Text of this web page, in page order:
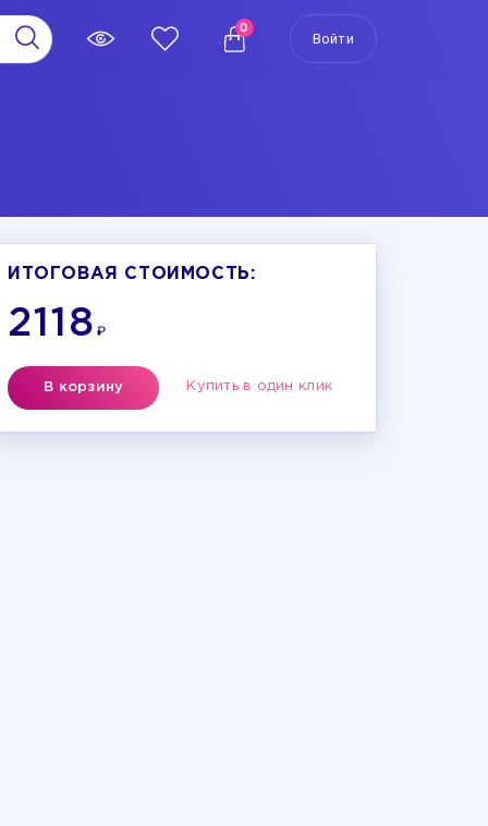
0
Войти
ИТОГОВАЯ СТОИМОСТЬ:
2118 ₽
В корзину Купить в один клик